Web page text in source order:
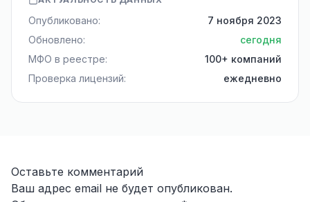
Опубликовано:
7 ноября 2023
Обновлено:
сегодня
МФО в реестре:
100+ компаний
Проверка лицензий:
ежедневно
Оставьте комментарий
Ваш адрес email не будет опубликован.